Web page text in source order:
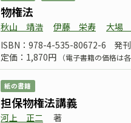
物権法
秋山 靖浩 伊藤 栄寿 大場
ISBN：978-4-535-80672-6
発
定価：1,870円
（電子書籍の価格は
紙の書籍
担保物権法講義
河上 正二 著